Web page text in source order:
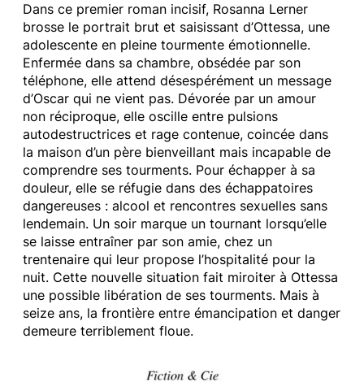
Dans ce premier roman incisif, Rosanna Lerner
brosse le portrait brut et saisissant d’Ottessa, une
adolescente en pleine tourmente émotionnelle.
Enfermée dans sa chambre, obsédée par son
téléphone, elle attend désespérément un message
d’Oscar qui ne vient pas. Dévorée par un amour
non réciproque, elle oscille entre pulsions
autodestructrices et rage contenue, coincée dans
la maison d’un père bienveillant mais incapable de
comprendre ses tourments. Pour échapper à sa
douleur, elle se réfugie dans des échappatoires
dangereuses : alcool et rencontres sexuelles sans
lendemain. Un soir marque un tournant lorsqu’elle
se laisse entraîner par son amie, chez un
trentenaire qui leur propose l’hospitalité pour la
nuit. Cette nouvelle situation fait miroiter à Ottessa
une possible libération de ses tourments. Mais à
seize ans, la frontière entre émancipation et danger
demeure terriblement floue.